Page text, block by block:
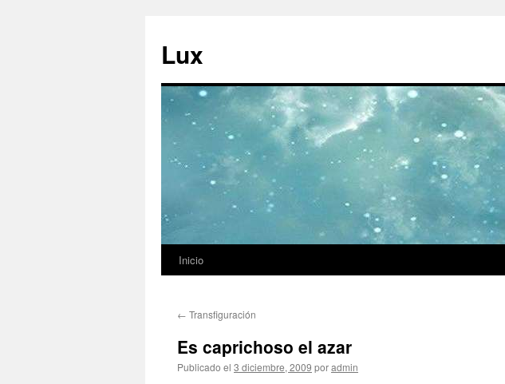
contenido
Lux
Inicio
← Transfiguración
Es caprichoso el azar
Publicado el 3 diciembre, 2009 poradmin